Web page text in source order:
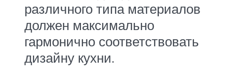
различного типа материалов
должен максимально
гармонично соответствовать
дизайну кухни.